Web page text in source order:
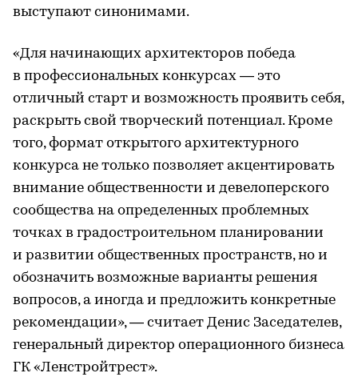
выступают синонимами.
«Для начинающих архитекторов победа
в профессиональных конкурсах — это
отличный старт и возможность проявить себя,
раскрыть свой творческий потенциал. Кроме
того, формат открытого архитектурного
конкурса не только позволяет акцентировать
внимание общественности и девелоперского
сообщества на определенных проблемных
точках в градостроительном планировании
и развитии общественных пространств, но и
обозначить возможные варианты решения
вопросов, а иногда и предложить конкретные
рекомендации», — считает Денис Заседателев,
генеральный директор операционного бизнеса
ГК «Ленстройтрест».